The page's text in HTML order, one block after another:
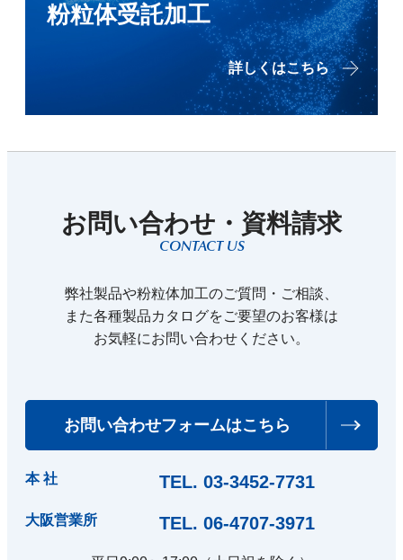
粉粒体受託加工
詳しくはこちら
お問い合わせ・資料請求
CONTACT US
弊社製品や粉粒体加工のご質問・ご相談、
また各種製品カタログをご要望のお客様は
お気軽にお問い合わせください。
お問い合わせフォームはこちら
本 社 TEL. 03-3452-7731
大阪営業所 TEL. 06-4707-3971